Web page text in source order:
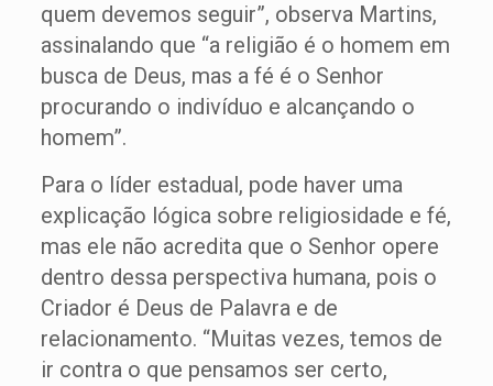
quem devemos seguir”, observa Martins,
assinalando que “a religião é o homem em
busca de Deus, mas a fé é o Senhor
procurando o indivíduo e alcançando o
homem”.
Para o líder estadual, pode haver uma
explicação lógica sobre religiosidade e fé,
mas ele não acredita que o Senhor opere
dentro dessa perspectiva humana, pois o
Criador é Deus de Palavra e de
relacionamento. “Muitas vezes, temos de
ir contra o que pensamos ser certo,